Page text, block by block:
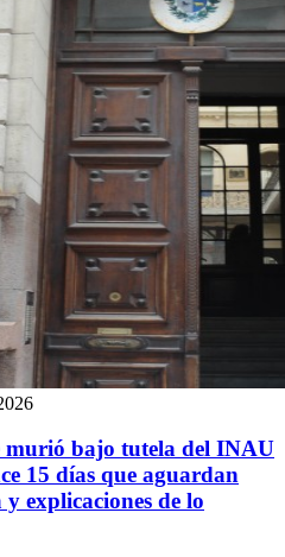
murió bajo tutela del INAU
15 días que aguardan
explicaciones de lo